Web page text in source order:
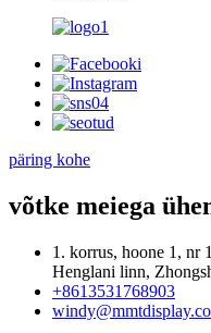
päring kohe
võtke meiega
1. korrus, hoone 1, nr
Henglani linn,
+8613531768903